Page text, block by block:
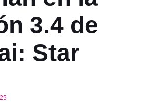
3.4 de
Star